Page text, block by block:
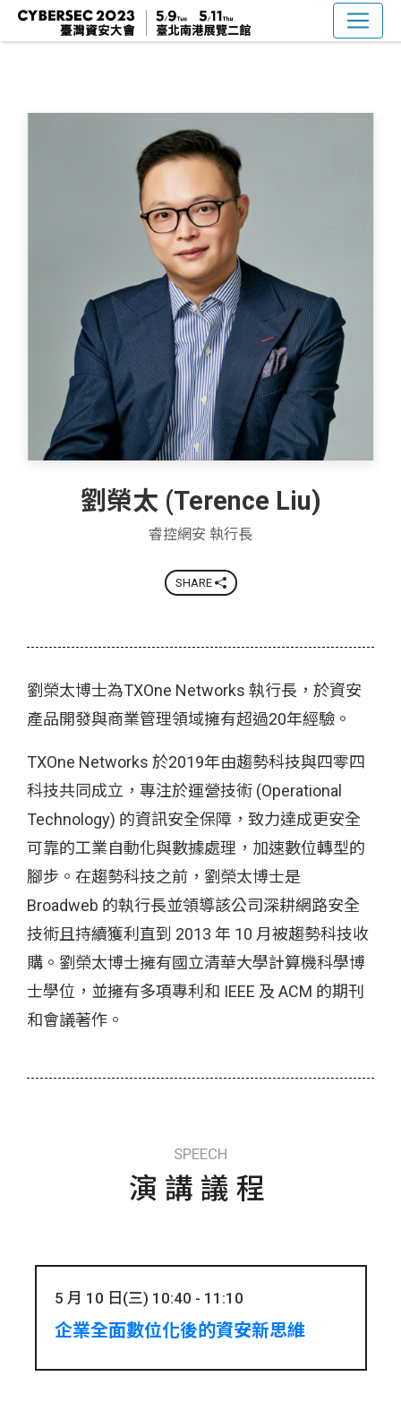
劉榮太 (Terence Liu)
睿控網安 執行長
SHARE
劉榮太博士為TXOne Networks 執行長，於資安
產品開發與商業管理領域擁有超過20年經驗。
TXOne Networks 於2019年由趨勢科技與四零四
科技共同成立，專注於運營技術 (Operational
Technology) 的資訊安全保障，致力達成更安全
可靠的工業自動化與數據處理，加速數位轉型的
腳步。在趨勢科技之前，劉榮太博士是
Broadweb 的執行長並領導該公司深耕網路安全
技術且持續獲利直到 2013 年 10 月被趨勢科技收
購。劉榮太博士擁有國立清華大學計算機科學博
士學位，並擁有多項專利和 IEEE 及 ACM 的期刊
和會議著作。
SPEECH
演講議程
5 月 10 日(三) 10:40 - 11:10
企業全面數位化後的資安新思維